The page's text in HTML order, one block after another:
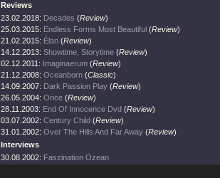
Reviews
23.02.2018: Decades (Review)
25.03.2015: Endless Forms Most Beautiful (Review)
21.02.2015: Élan (Review)
14.12.2013: Showtime, Storytime (Review)
02.12.2011: Imaginaerum (Review)
21.12.2008: Oceanborn (Classic)
14.09.2007: Dark Passion Play (Review)
26.05.2004: Once (Review)
28.11.2003: End Of Innocence Dvd (Review)
03.07.2002: Century Child (Review)
31.01.2002: Over The Hills And Far Away (Review)
Interviews
30.08.2002: Faszination Ozean